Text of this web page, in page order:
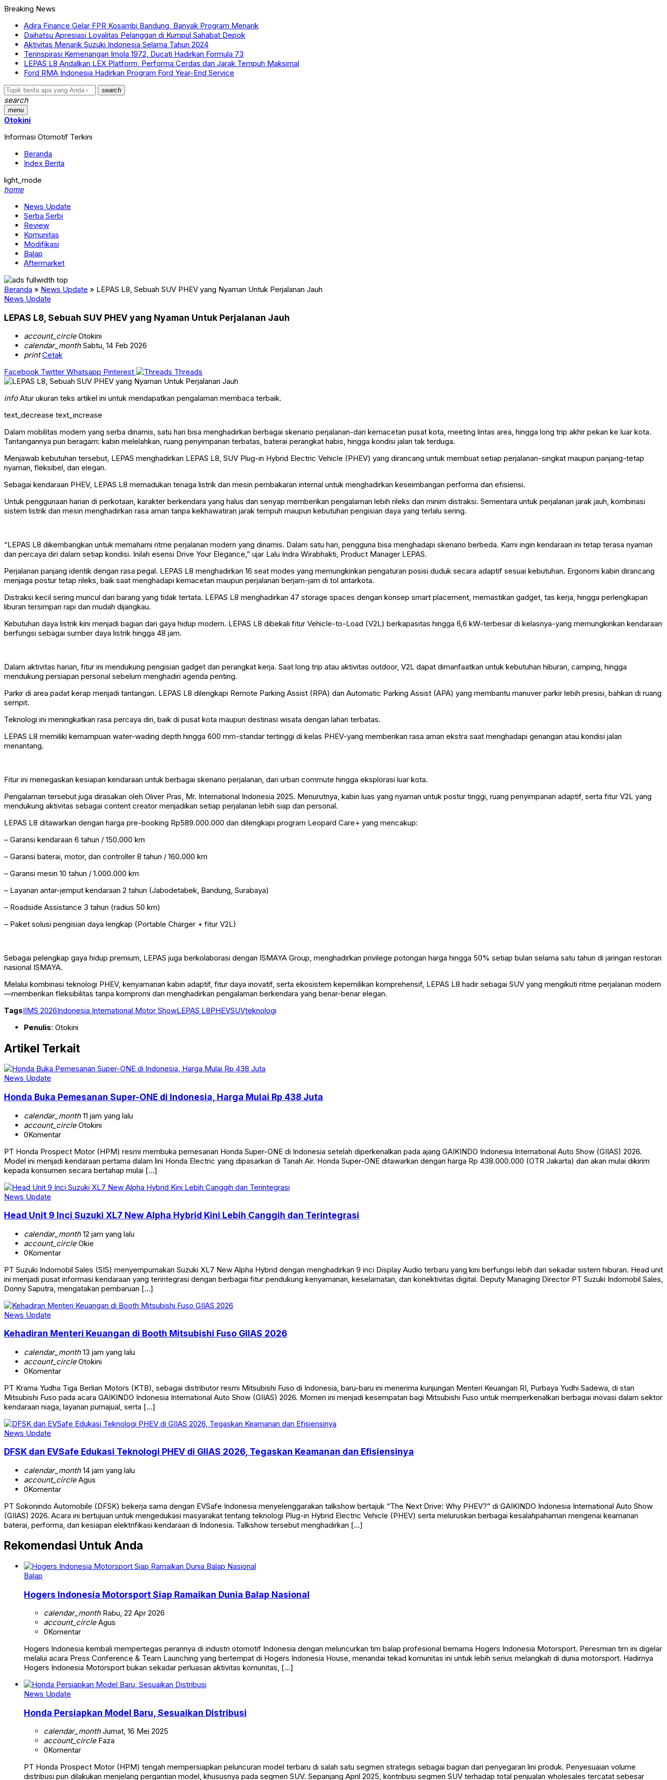
Breaking News
Adira Finance Gelar FPR Kosambi Bandung, Banyak Program Menarik
Daihatsu Apresiasi Loyalitas Pelanggan di Kumpul Sahabat Depok
Aktivitas Menarik Suzuki Indonesia Selama Tahun 2024
Terinspirasi Kemenangan Imola 1972, Ducati Hadirkan Formula 73
LEPAS L8 Andalkan LEX Platform, Performa Cerdas dan Jarak Tempuh Maksimal
Ford RMA Indonesia Hadirkan Program Ford Year-End Service
search
search
menu
Otokini
Informasi Otomotif Terkini
Beranda
Index Berita
light_mode
home
News Update
Serba Serbi
Review
Komunitas
Modifikasi
Balap
Aftermarket
Beranda » News Update » LEPAS L8, Sebuah SUV PHEV yang Nyaman Untuk Perjalanan Jauh
News Update
LEPAS L8, Sebuah SUV PHEV yang Nyaman Untuk Perjalanan Jauh
account_circleOtokini
calendar_monthSabtu, 14 Feb 2026
print Cetak
Facebook Twitter Whatsapp Pinterest Threads
infoAtur ukuran teks artikel ini untuk mendapatkan pengalaman membaca terbaik.
text_decrease text_increase
Dalam mobilitas modern yang serba dinamis, satu hari bisa menghadirkan berbagai skenario perjalanan-dari kemacetan pusat kota, meeting lintas area, hingga long trip akhir pekan ke luar kota.
Tantangannya pun beragam: kabin melelahkan, ruang penyimpanan terbatas, baterai perangkat habis, hingga kondisi jalan tak terduga.
Menjawab kebutuhan tersebut, LEPAS menghadirkan LEPAS L8, SUV Plug-in Hybrid Electric Vehicle (PHEV) yang dirancang untuk membuat setiap perjalanan-singkat maupun panjang-tetap
nyaman, fleksibel, dan elegan.
Sebagai kendaraan PHEV, LEPAS L8 memadukan tenaga listrik dan mesin pembakaran internal untuk menghadirkan keseimbangan performa dan efisiensi.
Untuk penggunaan harian di perkotaan, karakter berkendara yang halus dan senyap memberikan pengalaman lebih rileks dan minim distraksi. Sementara untuk perjalanan jarak jauh, kombinasi
sistem listrik dan mesin menghadirkan rasa aman tanpa kekhawatiran jarak tempuh maupun kebutuhan pengisian daya yang terlalu sering.
“LEPAS L8 dikembangkan untuk memahami ritme perjalanan modern yang dinamis. Dalam satu hari, pengguna bisa menghadapi skenario berbeda. Kami ingin kendaraan ini tetap terasa nyaman
dan percaya diri dalam setiap kondisi. Inilah esensi Drive Your Elegance,” ujar Lalu Indra Wirabhakti, Product Manager LEPAS.
Perjalanan panjang identik dengan rasa pegal. LEPAS L8 menghadirkan 16 seat modes yang memungkinkan pengaturan posisi duduk secara adaptif sesuai kebutuhan. Ergonomi kabin dirancang
menjaga postur tetap rileks, baik saat menghadapi kemacetan maupun perjalanan berjam-jam di tol antarkota.
Distraksi kecil sering muncul dari barang yang tidak tertata. LEPAS L8 menghadirkan 47 storage spaces dengan konsep smart placement, memastikan gadget, tas kerja, hingga perlengkapan
liburan tersimpan rapi dan mudah dijangkau.
Kebutuhan daya listrik kini menjadi bagian dari gaya hidup modern. LEPAS L8 dibekali fitur Vehicle-to-Load (V2L) berkapasitas hingga 6,6 kW-terbesar di kelasnya-yang memungkinkan kendaraan
berfungsi sebagai sumber daya listrik hingga 48 jam.
Dalam aktivitas harian, fitur ini mendukung pengisian gadget dan perangkat kerja. Saat long trip atau aktivitas outdoor, V2L dapat dimanfaatkan untuk kebutuhan hiburan, camping, hingga
mendukung persiapan personal sebelum menghadiri agenda penting.
Parkir di area padat kerap menjadi tantangan. LEPAS L8 dilengkapi Remote Parking Assist (RPA) dan Automatic Parking Assist (APA) yang membantu manuver parkir lebih presisi, bahkan di ruang
sempit.
Teknologi ini meningkatkan rasa percaya diri, baik di pusat kota maupun destinasi wisata dengan lahan terbatas.
LEPAS L8 memiliki kemampuan water-wading depth hingga 600 mm-standar tertinggi di kelas PHEV-yang memberikan rasa aman ekstra saat menghadapi genangan atau kondisi jalan
menantang.
Fitur ini menegaskan kesiapan kendaraan untuk berbagai skenario perjalanan, dari urban commute hingga eksplorasi luar kota.
Pengalaman tersebut juga dirasakan oleh Oliver Pras, Mr. International Indonesia 2025. Menurutnya, kabin luas yang nyaman untuk postur tinggi, ruang penyimpanan adaptif, serta fitur V2L yang
mendukung aktivitas sebagai content creator menjadikan setiap perjalanan lebih siap dan personal.
LEPAS L8 ditawarkan dengan harga pre-booking Rp589.000.000 dan dilengkapi program Leopard Care+ yang mencakup:
– Garansi kendaraan 6 tahun / 150.000 km
– Garansi baterai, motor, dan controller 8 tahun / 160.000 km
– Garansi mesin 10 tahun / 1.000.000 km
– Layanan antar-jemput kendaraan 2 tahun (Jabodetabek, Bandung, Surabaya)
– Roadside Assistance 3 tahun (radius 50 km)
– Paket solusi pengisian daya lengkap (Portable Charger + fitur V2L)
Sebagai pelengkap gaya hidup premium, LEPAS juga berkolaborasi dengan ISMAYA Group, menghadirkan privilege potongan harga hingga 50% setiap bulan selama satu tahun di jaringan restoran
nasional ISMAYA.
Melalui kombinasi teknologi PHEV, kenyamanan kabin adaptif, fitur daya inovatif, serta ekosistem kepemilikan komprehensif, LEPAS L8 hadir sebagai SUV yang mengikuti ritme perjalanan modern
—memberikan fleksibilitas tanpa kompromi dan menghadirkan pengalaman berkendara yang benar-benar elegan.
TagsIIMS 2026Indonesia International Motor ShowLEPAS L8PHEVSUVteknologi
Penulis: Otokini
Artikel Terkait
News Update
Honda Buka Pemesanan Super-ONE di Indonesia, Harga Mulai Rp 438 Juta
calendar_month11 jam yang lalu
account_circleOtokini
0Komentar
PT Honda Prospect Motor (HPM) resmi membuka pemesanan Honda Super-ONE di Indonesia setelah diperkenalkan pada ajang GAIKINDO Indonesia International Auto Show (GIIAS) 2026.
Model ini menjadi kendaraan pertama dalam lini Honda Electric yang dipasarkan di Tanah Air. Honda Super-ONE ditawarkan dengan harga Rp 438.000.000 (OTR Jakarta) dan akan mulai dikirim
kepada konsumen secara bertahap mulai […]
News Update
Head Unit 9 Inci Suzuki XL7 New Alpha Hybrid Kini Lebih Canggih dan Terintegrasi
calendar_month12 jam yang lalu
account_circleOkie
0Komentar
PT Suzuki Indomobil Sales (SIS) menyempurnakan Suzuki XL7 New Alpha Hybrid dengan menghadirkan 9 inci Display Audio terbaru yang kini berfungsi lebih dari sekadar sistem hiburan. Head unit
ini menjadi pusat informasi kendaraan yang terintegrasi dengan berbagai fitur pendukung kenyamanan, keselamatan, dan konektivitas digital. Deputy Managing Director PT Suzuki Indomobil Sales,
Donny Saputra, mengatakan pembaruan […]
News Update
Kehadiran Menteri Keuangan di Booth Mitsubishi Fuso GIIAS 2026
calendar_month13 jam yang lalu
account_circleOtokini
0Komentar
PT Krama Yudha Tiga Berlian Motors (KTB), sebagai distributor resmi Mitsubishi Fuso di Indonesia, baru-baru ini menerima kunjungan Menteri Keuangan RI, Purbaya Yudhi Sadewa, di stan
Mitsubishi Fuso pada acara GAIKINDO Indonesia International Auto Show (GIIAS) 2026. Momen ini menjadi kesempatan bagi Mitsubishi Fuso untuk memperkenalkan berbagai inovasi dalam sektor
kendaraan niaga, layanan purnajual, serta […]
News Update
DFSK dan EVSafe Edukasi Teknologi PHEV di GIIAS 2026, Tegaskan Keamanan dan Efisiensinya
calendar_month14 jam yang lalu
account_circleAgus
0Komentar
PT Sokonindo Automobile (DFSK) bekerja sama dengan EVSafe Indonesia menyelenggarakan talkshow bertajuk “The Next Drive: Why PHEV?” di GAIKINDO Indonesia International Auto Show
(GIIAS) 2026. Acara ini bertujuan untuk mengedukasi masyarakat tentang teknologi Plug-in Hybrid Electric Vehicle (PHEV) serta meluruskan berbagai kesalahpahaman mengenai keamanan
baterai, performa, dan kesiapan elektrifikasi kendaraan di Indonesia. Talkshow tersebut menghadirkan […]
Rekomendasi Untuk Anda
Balap
Hogers Indonesia Motorsport Siap Ramaikan Dunia Balap Nasional
calendar_monthRabu, 22 Apr 2026
account_circleAgus
0Komentar
Hogers Indonesia kembali mempertegas perannya di industri otomotif Indonesia dengan meluncurkan tim balap profesional bernama Hogers Indonesia Motorsport. Peresmian tim ini digelar
melalui acara Press Conference & Team Launching yang bertempat di Hogers Indonesia House, menandai tekad komunitas ini untuk lebih serius melangkah di dunia motorsport. Hadirnya
Hogers Indonesia Motorsport bukan sekadar perluasan aktivitas komunitas, […]
News Update
Honda Persiapkan Model Baru, Sesuaikan Distribusi
calendar_monthJumat, 16 Mei 2025
account_circleFaza
0Komentar
PT Honda Prospect Motor (HPM) tengah mempersiapkan peluncuran model terbaru di salah satu segmen strategis sebagai bagian dari penyegaran lini produk. Penyesuaian volume
distribusi pun dilakukan menjelang pergantian model, khususnya pada segmen SUV. Sepanjang April 2025, kontribusi segmen SUV terhadap total penjualan wholesales tercatat sebesar